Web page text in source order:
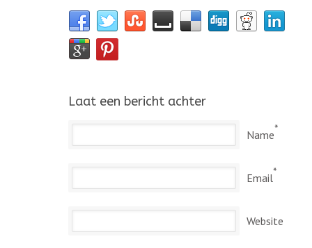
Laat een bericht achter
Name*
Email*
Website